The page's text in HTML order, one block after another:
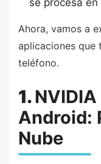
Ahora, vamos a
aplicaciones que
teléfono.
1.NVIDIA
Android:
Nube